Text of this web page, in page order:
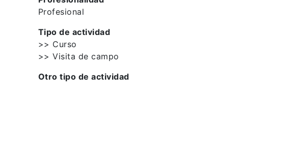
Profesional
Tipo de actividad
>> Curso
>> Visita de campo
Otro tipo de actividad